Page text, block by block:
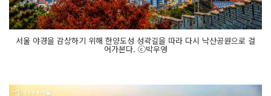
서울 야경을 감상하기 위해 한양도성 성곽길을 따라 다시 낙산공원으로 걸
어가본다. ⓒ박우영